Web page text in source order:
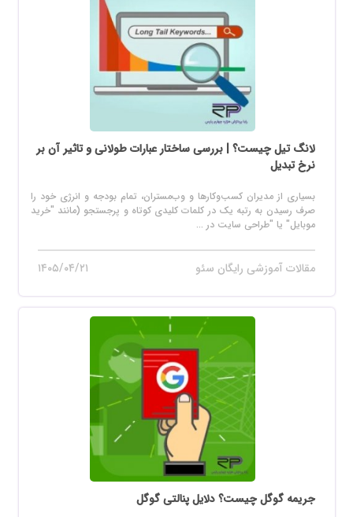
لانگ تیل چیست؟ | بررسی ساختار عبارات طولانی و تاثیر آن بر
نرخ تبدیل
بسیاری از مدیران کسب‌وکارها و وب‌مستران، تمام بودجه و انرژی خود را
صرف رسیدن به رتبه یک در کلمات کلیدی کوتاه و پرجستجو (مانند "خرید
موبایل" یا "طراحی سایت در ...
مقالات آموزشی رایگان سئو ۱۴۰۵/۰۴/۲۱
جریمه گوگل چیست؟ دلایل پنالتی گوگل